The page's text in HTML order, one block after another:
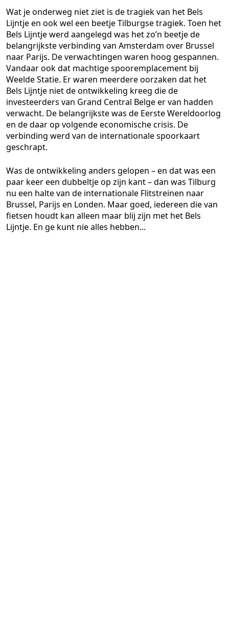
Wat je onderweg niet ziet is de tragiek van het Bels
Lijntje en ook wel een beetje Tilburgse tragiek. Toen het
Bels Lijntje werd aangelegd was het zo’n beetje de
belangrijkste verbinding van Amsterdam over Brussel
naar Parijs. De verwachtingen waren hoog gespannen.
Vandaar ook dat machtige spooremplacement bij
Weelde Statie. Er waren meerdere oorzaken dat het
Bels Lijntje niet de ontwikkeling kreeg die de
investeerders van Grand Central Belge er van hadden
verwacht. De belangrijkste was de Eerste Wereldoorlog
en de daar op volgende economische crisis. De
verbinding werd van de internationale spoorkaart
geschrapt.
Was de ontwikkeling anders gelopen – en dat was een
paar keer een dubbeltje op zijn kant – dan was Tilburg
nu een halte van de internationale Flitstreinen naar
Brussel, Parijs en Londen. Maar goed, iedereen die van
fietsen houdt kan alleen maar blij zijn met het Bels
Lijntje. En ge kunt nie alles hebben...